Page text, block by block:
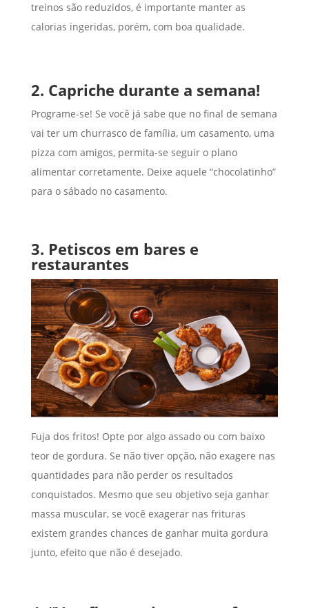
treinos são reduzidos, é importante manter as
calorias ingeridas, porém, com boa qualidade.
2. Capriche durante a semana!
Programe-se! Se você já sabe que no final de semana
vai ter um churrasco de família, um casamento, uma
pizza com amigos, permita-se seguir o plano
alimentar corretamente. Deixe aquele “chocolatinho”
para o sábado no casamento.
3. Petiscos em bares e
restaurantes
Fuja dos fritos! Opte por algo assado ou com baixo
teor de gordura. Se não tiver opção, não exagere nas
quantidades para não perder os resultados
conquistados. Mesmo que seu objetivo seja ganhar
massa muscular, se você exagerar nas frituras
existem grandes chances de ganhar muita gordura
junto, efeito que não é desejado.